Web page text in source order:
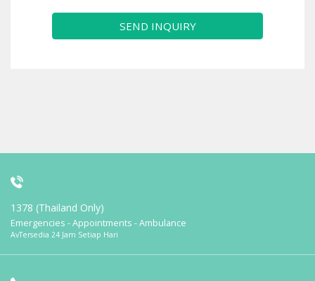
SEND INQUIRY
1378 (Thailand Only)
Emergencies - Appointments - Ambulance
AvTersedia 24 Jam Setiap Hari